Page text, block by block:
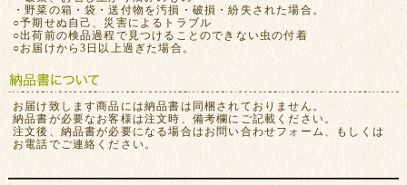
・野菜の箱・袋・送付物を汚損・破損・紛失された場合。
○予期せぬ自己、災害によるトラブル
○出荷前の検品過程で見つけることのできない虫の付着
○お届けから3日以上過ぎた場合。
お届け致します商品には納品書は同梱されておりません。
納品書が必要なお客様は注文時、備考欄にご記載ください。
注文後、納品書が必要になる場合はお問い合わせフォーム、もしくは
お電話でご連絡ください。